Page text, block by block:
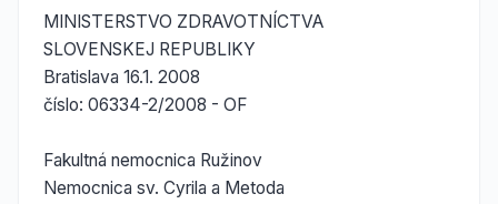
MINISTERSTVO ZDRAVOTNÍCTVA
SLOVENSKEJ REPUBLIKY
Bratislava 16.1. 2008
číslo: 06334-2/2008 - OF
Fakultná nemocnica Ružinov
Nemocnica sv. Cyrila a Metoda